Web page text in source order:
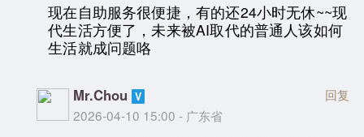
现在自助服务很便捷，有的还24小时无休~~现
代生活方便了，未来被AI取代的普通人该如何
生活就成问题咯
Mr.Chou
2026-04-10 15:00 - 广东省
回复